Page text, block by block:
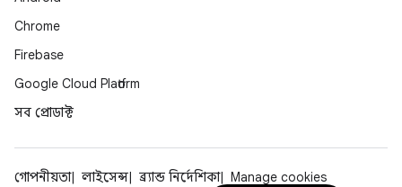
Chrome
Firebase
Google Cloud Platform
সব প্রোডাক্ট
গোপনীয়তা লাইসেন্স ব্র্যান্ড নির্দেশিকা Manage cookies